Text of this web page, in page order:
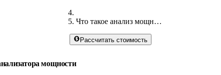
Что такое анализ мощности
Рассчитать стоимость
мощности